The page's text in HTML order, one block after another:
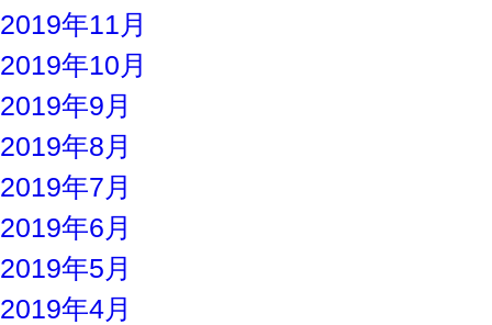
2019年11月
2019年10月
2019年9月
2019年8月
2019年7月
2019年6月
2019年5月
2019年4月